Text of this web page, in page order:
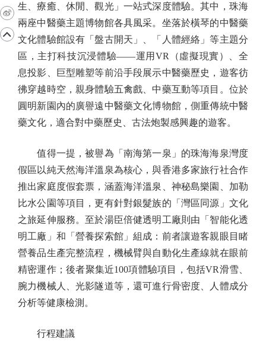
生、療癒、休閒、觀光」一站式深度體驗。其中，珠海
兩座中醫藥主題博物館各具風采。坐落於橫琴的中醫藥
文化體驗館設有「盤古開天」、「人體經絡」等主題分
區，主打科技沉浸體驗——運用VR（虛擬現實）、全
息投影、巨型雕塑等前沿手段展示中醫藥歷史，遊客彷
彿穿越時空，親身體驗五禽戲、中藥互動等項目。位於
圓明新園內的廣譽遠中醫藥文化博物館，側重傳統中醫
藥文化，適合對中藥歷史、古法炮製感興趣的遊客。
值得一提，被譽為「南海第一泉」的珠海海泉灣度
假區以純天然海洋溫泉為核心，與香港多家旅行社合作
推出家庭度假套票，涵蓋海洋溫泉、神秘島樂園、加勒
比水公園等項目，更有針對銀髮族的「灣區同源」文化
之旅延伸服務。至於湯臣倍健透明工廠則由「智能化透
明工廠」和「營養探索館」組成：前者讓遊客親眼目睹
營養品生產完整流程，機械臂與自動化生產線就在眼前
精密運作；後者聚集近100項體驗項目，包括VR滑雪、
腕力機械人、光影隧道等，還可進行骨密度、人體成分
分析等健康檢測。
行程建議